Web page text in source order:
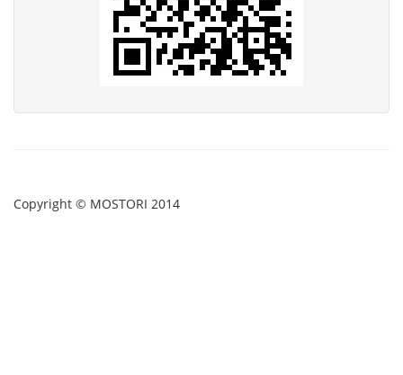
Copyright © MOSTORI 2014